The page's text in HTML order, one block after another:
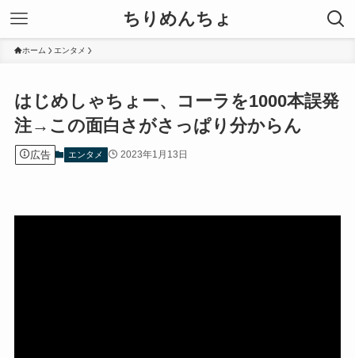
ちりめんちょ
ホーム エンタメ
はじめしゃちょー、コーラを1000本誤発
注→この面白さがさっぱり分からん
広告 エンタメ 2023年1月13日